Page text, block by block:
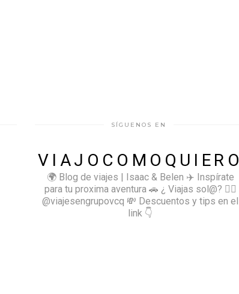
SÍGUENOS EN
VIAJOCOMOQUIERO
🌍 Blog de viajes | Isaac & Belen ✈️ Inspírate
para tu proxima aventura 🚗 ¿ Viajas sol@? 👉🏻
@viajesengrupovcq 💸 Descuentos y tips en el
link 👇